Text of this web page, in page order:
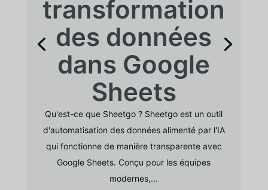
transformation
des données
dans Google
Sheets
Qu'est-ce que Sheetgo ? Sheetgo est un outil
d'automatisation des données alimenté par l'IA
qui fonctionne de manière transparente avec
Google Sheets. Conçu pour les équipes
modernes,...